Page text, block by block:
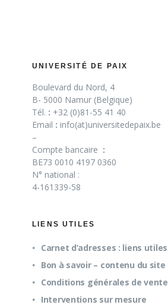
UNIVERSITÉ DE PAIX
Boulevard du Nord, 4
B- 5000 Namur (Belgique)
Tél. : +32 (0)81-55 41 40
Email : info(at)universitedepaix.be
–
Compte bancaire :
BE73 0010 4197 0360
N° national :
4-161339-58
LIENS UTILES
Carnet d’adresses : liens utiles
Bon à savoir – contenu du site
Conditions générales de vente
Interventions sur mesure